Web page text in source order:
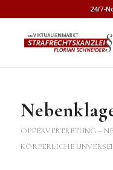
24/7-
OPFERVERTRETUNG –
KÖRPERLICHE